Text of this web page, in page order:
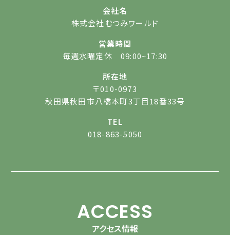
会社名
株式会社むつみワールド
営業時間
毎週水曜定休 09:00~17:30
所在地
〒010-0973
秋田県秋田市八橋本町3丁目18番33号
TEL
018-863-5050
ACCESS
アクセス情報